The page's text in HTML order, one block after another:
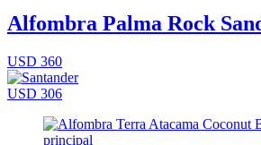
Alfombra Palma Rock
USD 360
USD 306